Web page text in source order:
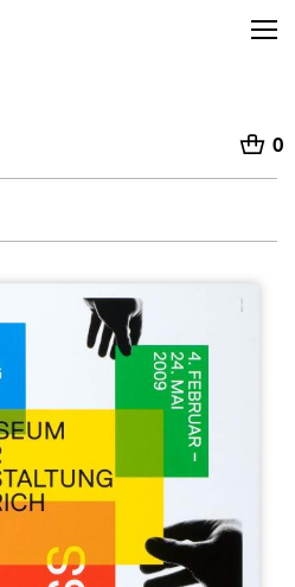
H 0